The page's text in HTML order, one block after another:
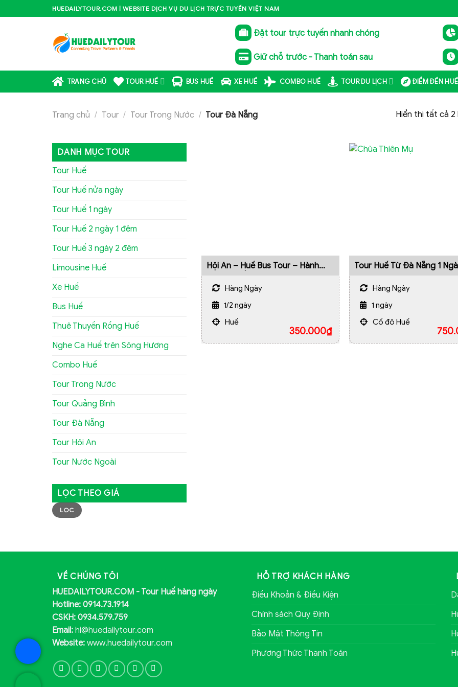
to
HUEDAILYTOUR.COM | WEBSITE DỊCH VỤ DU LỊCH TRỰC TUYẾN VIỆT NAM
Đặt tour trực tuyến nhanh chóng
Giữ chỗ trước - Thanh toán sau
TRANG CHỦ TOUR HUẾ BUS HUẾ XE HUẾ COMBO HUẾ TOUR DU LỊCH ĐIỂM ĐẾN HUẾ
Trang chủ / Tour / Tour Trong Nước / Tour Đà Nẵng Hiển thị tất cả 2
DANH MỤC TOUR
Tour Huế
Tour Huế nửa ngày
Tour Huế 1 ngày
Tour Huế 2 ngày 1 đêm
Tour Huế 3 ngày 2 đêm
Limousine Huế
Xe Huế
Bus Huế
Thuê Thuyền Rồng Huế
Nghe Ca Huế trên Sông Hương
Combo Huế
Tour Trong Nước
Tour Quảng Bình
Tour Đà Nẵng
Tour Hội An
Tour Nước Ngoài
LỌC THEO GIÁ
Giá
thấp
nhất
Giá
cao
nhất
LỌC
Hội An – Huế Bus Tour – Hành
Trình 4 Điểm Dừng
350.000₫
Hàng Ngày
1/2 ngày
Huế
Tour Huế Từ Đà Nẵng 1
Hàng Ngày
1 ngày
Cố đô Huế
VỀ CHÚNG TÔI
HUEDAILYTOUR.COM - Tour Huế hàng ngày
Hotline: 0914.73.1914
CSKH: 0934.579.759
Email: hi@huedailytour.com
Website: www.huedailytour.com
HỖ TRỢ KHÁCH HÀNG
Điều Khoản & Điều Kiện
Chính sách Quy Định
Bảo Mật Thông Tin
Phương Thức Thanh Toán